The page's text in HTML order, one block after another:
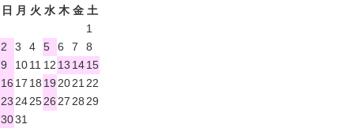
日
月 火 水 木 金 土
1
2
3 4 5 6 7
8
9
1011 12 13 1415
16 17 18 19 2021 22
23 242526 27 28 29
3031